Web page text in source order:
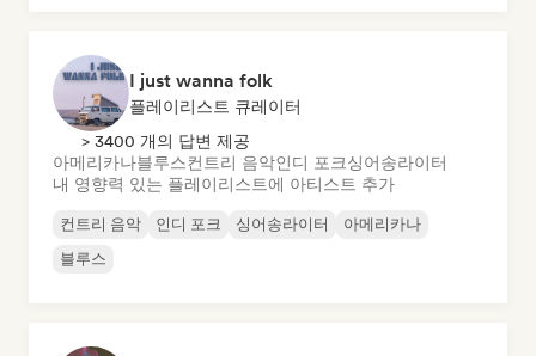
I just wanna folk
플레이리스트 큐레이터
> 3400 개의 답변 제공
아메리카나블루스컨트리 음악인디 포크싱어송라이터
내 영향력 있는 플레이리스트에 아티스트 추가
컨트리 음악 인디 포크 싱어송라이터
아메리카나
블루스